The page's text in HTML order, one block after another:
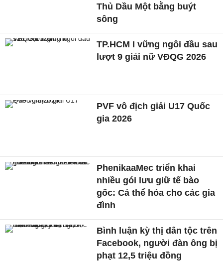
Thủ Dầu Một bằng buýt
sông
TP.HCM I vững ngôi đầu sau
lượt 9 giải nữ VĐQG 2026
PVF vô địch giải U17 Quốc
gia 2026
PhenikaaMec triển khai
nhiều gói lưu giữ tế bào
gốc: Cá thể hóa cho các gia
đình
Bình luận kỳ thị dân tộc trên
Facebook, người đàn ông bị
phạt 12,5 triệu đồng